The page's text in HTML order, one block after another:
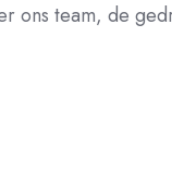
ons team, de